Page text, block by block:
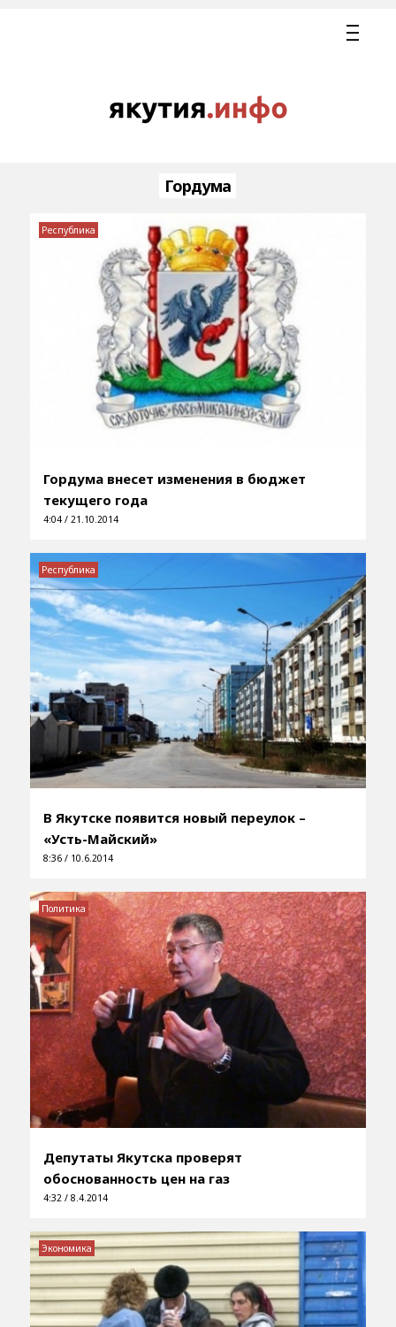
Гордума
Гордума внесет изменения в бюджет
текущего года
4:04 / 21.10.2014
Республика
В Якутске появится новый переулок –
«Усть-Майский»
8:36 / 10.6.2014
Республика
Депутаты Якутска проверят
обоснованность цен на газ
4:32 / 8.4.2014
Политика
Экономика